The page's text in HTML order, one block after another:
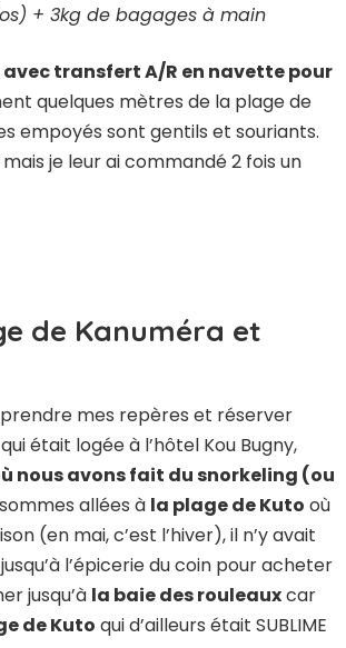
+ 3kg de bagages à main
transfert A/R en navette pour
quelques mètres de la plage de
empoyés sont gentils et souriants.
je leur ai commandé 2 fois un
de Kanuméra et
prendre mes repères et réserver
était logée à l’hôtel Kou Bugny,
nous avons fait du snorkeling (ou
allées à la plage de Kuto où
(en mai, c’est l’hiver), il n’y avait
l’épicerie du coin pour acheter
jusqu’à la baie des rouleauxcar
de Kuto qui d’ailleurs était SUBLIME